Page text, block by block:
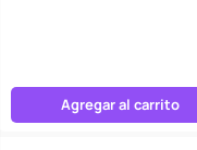
Agregar al carrito